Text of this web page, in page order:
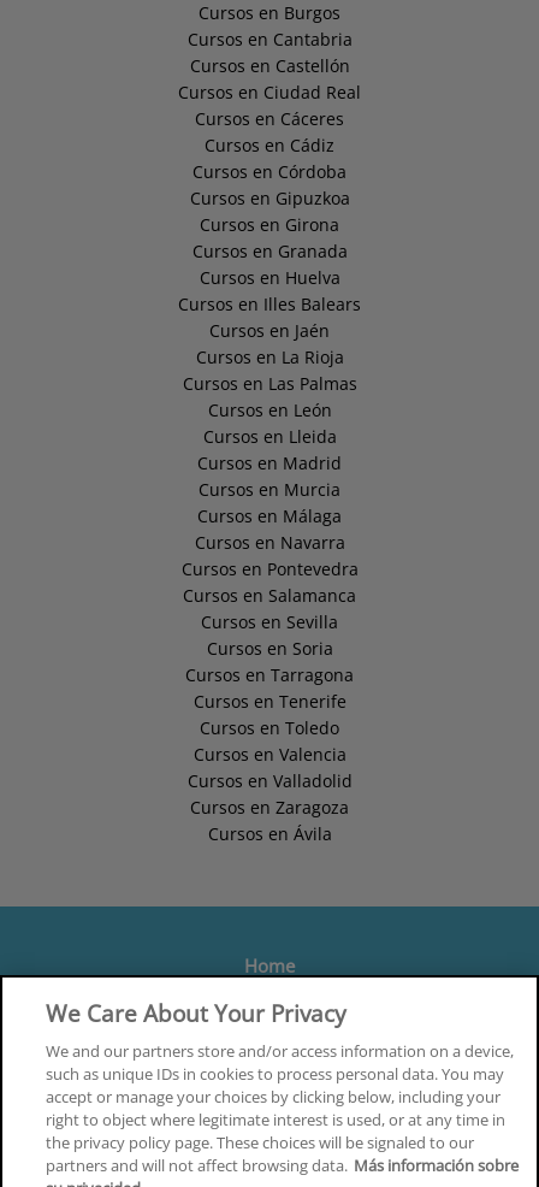
Cursos en Burgos
Cursos en Cantabria
Cursos en Castellón
Cursos en Ciudad Real
Cursos en Cáceres
Cursos en Cádiz
Cursos en Córdoba
Cursos en Gipuzkoa
Cursos en Girona
Cursos en Granada
Cursos en Huelva
Cursos en Illes Balears
Cursos en Jaén
Cursos en La Rioja
Cursos en Las Palmas
Cursos en León
Cursos en Lleida
Cursos en Madrid
Cursos en Murcia
Cursos en Málaga
Cursos en Navarra
Cursos en Pontevedra
Cursos en Salamanca
Cursos en Sevilla
Cursos en Soria
Cursos en Tarragona
Cursos en Tenerife
Cursos en Toledo
Cursos en Valencia
Cursos en Valladolid
Cursos en Zaragoza
Cursos en Ávila
Home
Formación
Centros
Orientación
Quiénes somos
Contacta
We Care About Your Privacy
We and our partners store and/or access information on a device,
such as unique IDs in cookies to process personal data. You may
accept or manage your choices by clicking below, including your
right to object where legitimate interest is used, or at any time in
the privacy policy page. These choices will be signaled to our
partners and will not affect browsing data. Más información sobre